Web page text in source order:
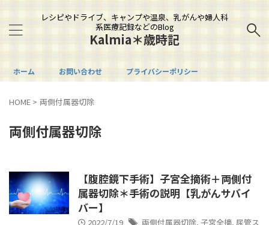
レシピやドライブ、キャンプや温泉、乳がんや婦人科
系医療記録などのBlog
Kalmia＊歳時記
ホーム お問い合わせ プライバシーポリシー
HOME > 両側付属器切除
両側付属器切除
【腹腔鏡下手術】子宮全摘術＋両側付
属器切除＊手術の説明【乳がんサバイ
バー】
2022/7/19 両側付属器切除, 子宮全摘, 尿管ス